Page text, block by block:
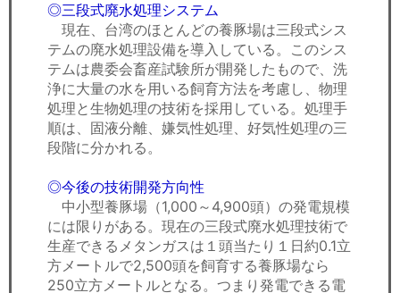
◎三段式廃水処理システム
現在、台湾のほとんどの養豚場は三段式シス
テムの廃水処理設備を導入している。このシス
テムは農委会畜産試験所が開発したもので、洗
浄に大量の水を用いる飼育方法を考慮し、物理
処理と生物処理の技術を採用している。処理手
順は、固液分離、嫌気性処理、好気性処理の三
段階に分かれる。
◎今後の技術開発方向性
中小型養豚場（1,000～4,900頭）の発電規模
には限りがある。現在の三段式廃水処理技術で
生産できるメタンガスは１頭当たり１日約0.1立
方メートルで2,500頭を飼育する養豚場なら
250立方メートルとなる。つまり発電できる電